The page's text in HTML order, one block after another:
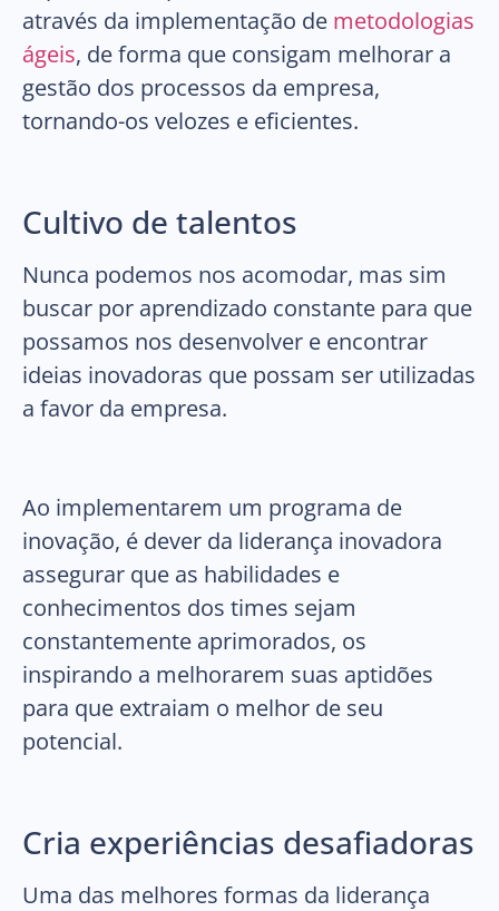
através da implementação de metodologias
ágeis, de forma que consigam melhorar a
gestão dos processos da empresa,
tornando-os velozes e eficientes.
Cultivo de talentos
Nunca podemos nos acomodar, mas sim
buscar por aprendizado constante para que
possamos nos desenvolver e encontrar
ideias inovadoras que possam ser utilizadas
a favor da empresa.
Ao implementarem um programa de
inovação, é dever da liderança inovadora
assegurar que as habilidades e
conhecimentos dos times sejam
constantemente aprimorados, os
inspirando a melhorarem suas aptidões
para que extraiam o melhor de seu
potencial.
Cria experiências desafiadoras
Uma das melhores formas da liderança